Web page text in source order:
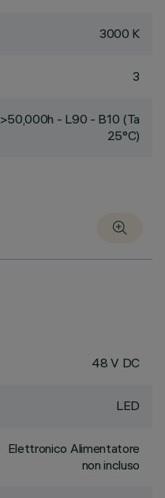
3000 K
3
>50,000h - L90 - B10 (Ta
25°C)
48 V DC
LED
Elettronico Alimentatore
non incluso